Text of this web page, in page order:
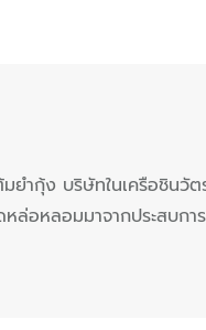
ำกุ้ง บริษัทในเครือชินวัต
หล่อหลอมมาจากประสบ